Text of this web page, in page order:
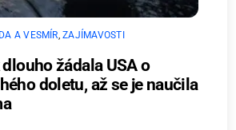
A VESMÍR,ZAJÍMAVOSTI
žádala USA o
doletu, až se je naučila